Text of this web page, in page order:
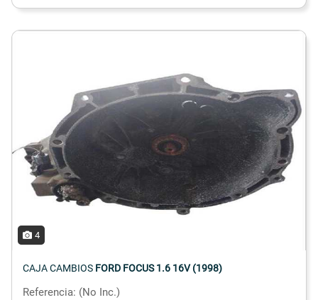
4
CAJA CAMBIOS FORD FOCUS 1.6 16V (1998)
Referencia: (No Inc.)